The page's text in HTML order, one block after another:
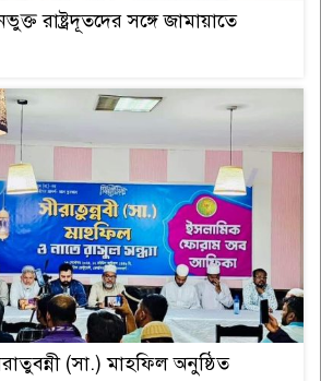
রাষ্ট্রদূতদের সঙ্গে জামায়াতে
(সা.) মাহফিল অনুষ্ঠিত